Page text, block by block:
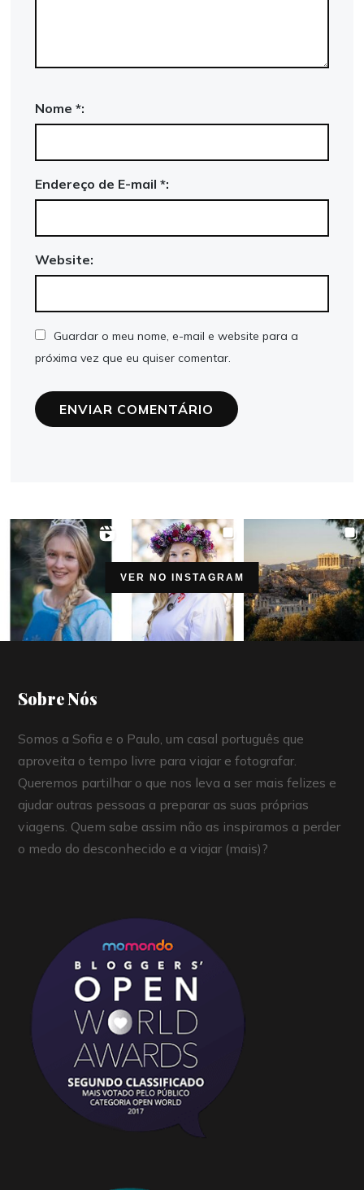
Nome *:
Endereço de E-mail *:
Website:
Guardar o meu nome, e-mail e website para a
próxima vez que eu quiser comentar.
VER NO INSTAGRAM
Sobre Nós
Somos a Sofia e o Paulo, um casal português que
aproveita o tempo livre para viajar e fotografar.
Queremos partilhar o que nos leva a ser mais felizes e
ajudar outras pessoas a preparar as suas próprias
viagens. Quem sabe assim não as inspiramos a perder
o medo do desconhecido e a viajar (mais)?